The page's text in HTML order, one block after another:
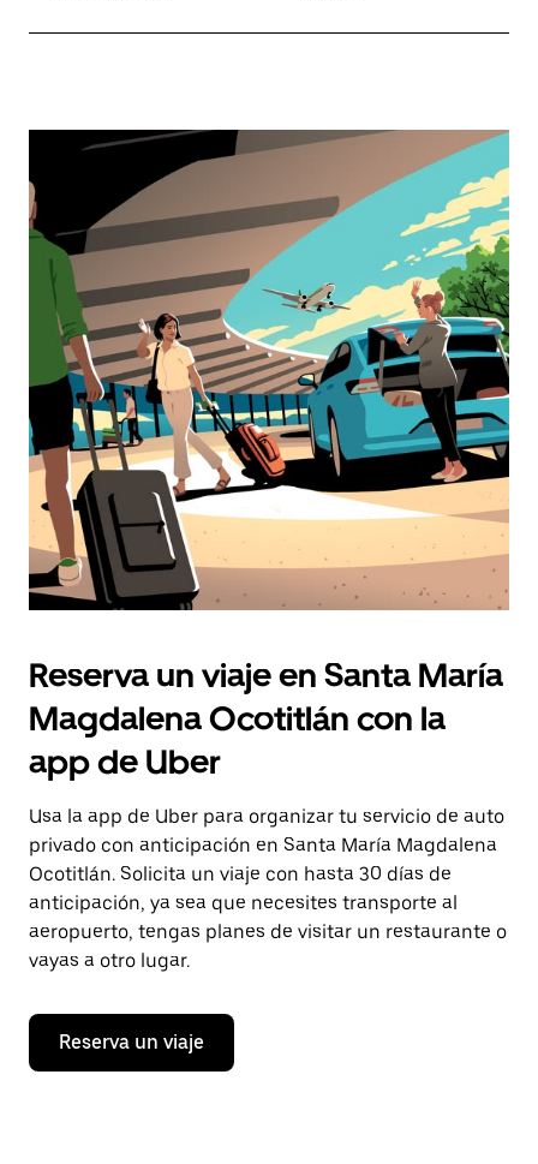
Reserva un viaje en Santa María
Magdalena Ocotitlán con la
app de Uber
Usa la app de Uber para organizar tu servicio de auto
privado con anticipación en Santa María Magdalena
Ocotitlán. Solicita un viaje con hasta 30 días de
anticipación, ya sea que necesites transporte al
aeropuerto, tengas planes de visitar un restaurante o
vayas a otro lugar.
Reserva un viaje